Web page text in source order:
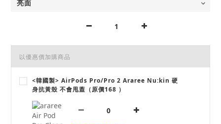
以優惠價加購商品
<韓國製> AirPods Pro/Pro 2 Araree Nu:kin 硬
身抗黃殼 不會甩蓋（原價168 ）